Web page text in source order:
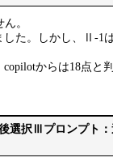
。
した。しかし、Ⅱ-1
からは18点と
選択Ⅲプロンプト